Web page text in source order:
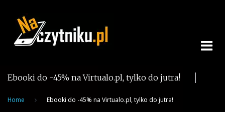
content
Ebooki do -45% na Virtualo.pl, tylko do jutra!
Home Ebooki do -45% na Virtualo.pl, tylko do jutra!